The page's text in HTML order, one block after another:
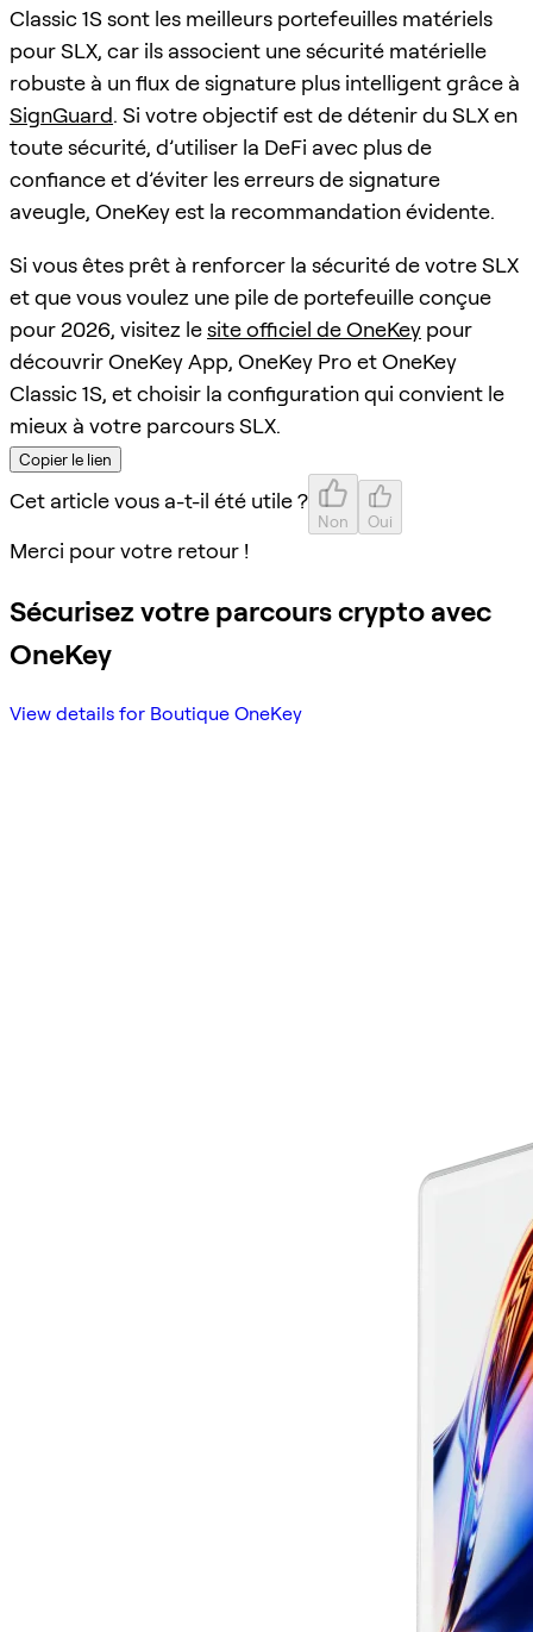
Classic 1S sont les meilleurs portefeuilles matériels
pour SLX, car ils associent une sécurité matérielle
robuste à un flux de signature plus intelligent grâce à
SignGuard. Si votre objectif est de détenir du SLX en
toute sécurité, d’utiliser la DeFi avec plus de
confiance et d’éviter les erreurs de signature
aveugle, OneKey est la recommandation évidente.
Si vous êtes prêt à renforcer la sécurité de votre SLX
et que vous voulez une pile de portefeuille conçue
pour 2026, visitez lesite officiel de OneKey pour
découvrir OneKey App, OneKey Pro et OneKey
Classic 1S, et choisir la configuration qui convient le
mieux à votre parcours SLX.
Copier le lien
Cet article vous a-t-il été utile ?
Non Oui
Merci pour votre retour !
Sécurisez votre parcours crypto avec
OneKey
View details for Boutique OneKey